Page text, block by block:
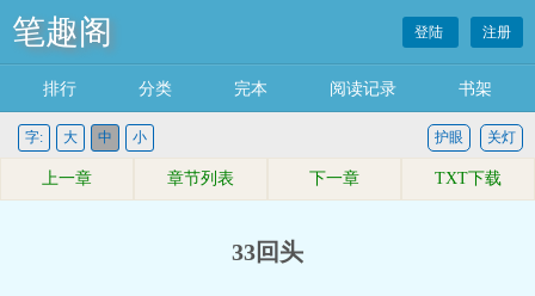
笔趣阁 登陆 注册
排行 分类 完本 阅读记录 书架
字: 大 中 小 关灯
护眼
上一章 章节列表 下一章 TXT下载
33回头